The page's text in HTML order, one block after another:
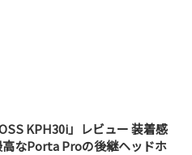
KPH30i」レビュー 装着感
高なPorta Proの後継ヘッドホ